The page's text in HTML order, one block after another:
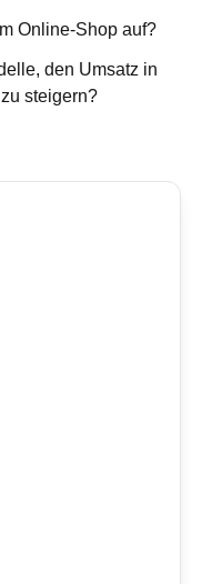
Online-Shop auf?
den Umsatz in
steigern?